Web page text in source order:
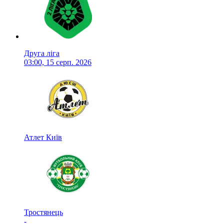
Друга ліга
03:00, 15 серп. 2026
Атлет Київ
Тростянець
-